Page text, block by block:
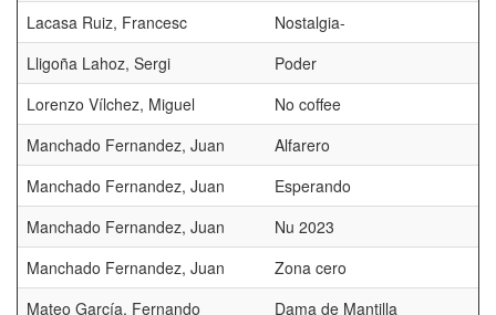
Lacasa Ruiz, Francesc
Nostalgia-
Lligoña Lahoz, Sergi
Poder
Lorenzo Vílchez, Miguel
No coffee
Manchado Fernandez, Juan
Alfarero
Manchado Fernandez, Juan
Esperando
Manchado Fernandez, Juan
Nu 2023
Manchado Fernandez, Juan
Zona cero
Mateo García, Fernando
Dama de Mantilla